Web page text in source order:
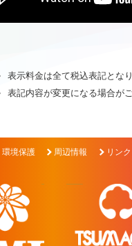
表示料金は全て税込表記となり
表記内容が変更になる場合が
環境保護 周辺情報 リン